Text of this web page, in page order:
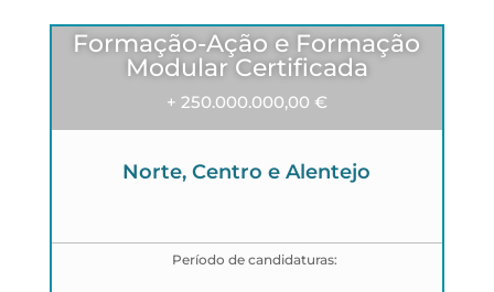
Formação-Ação e Formação
Modular Certificada
+ 250.000.000,00 €
Norte, Centro e Alentejo
Período de candidaturas: